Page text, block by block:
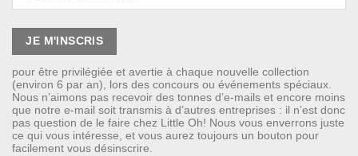
pour être privilégiée et avertie à chaque nouvelle collection
(environ 6 par an), lors des concours ou événements spéciaux.
Nous n’aimons pas recevoir des tonnes d’e-mails et encore moins
que notre e-mail soit transmis à d’autres entreprises : il n’est donc
pas question de le faire chez Little Oh! Nous vous enverrons juste
ce qui vous intéresse, et vous aurez toujours un bouton pour
facilement vous désinscrire.